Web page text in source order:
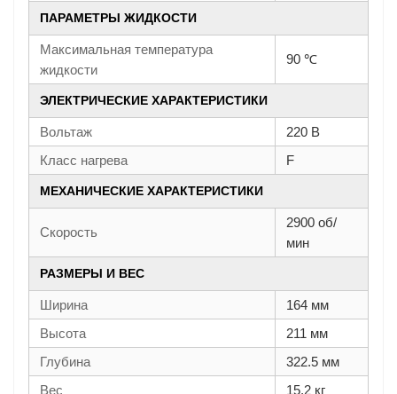
ПАРАМЕТРЫ ЖИДКОСТИ
Максимальная температура
жидкости
90 ℃
ЭЛЕКТРИЧЕСКИЕ ХАРАКТЕРИСТИКИ
Вольтаж
220 В
Класс нагрева
F
МЕХАНИЧЕСКИЕ ХАРАКТЕРИСТИКИ
Скорость
2900 об/
мин
РАЗМЕРЫ И ВЕС
Ширина
164 мм
Высота
211 мм
Глубина
322.5 мм
Вес
15,2 кг